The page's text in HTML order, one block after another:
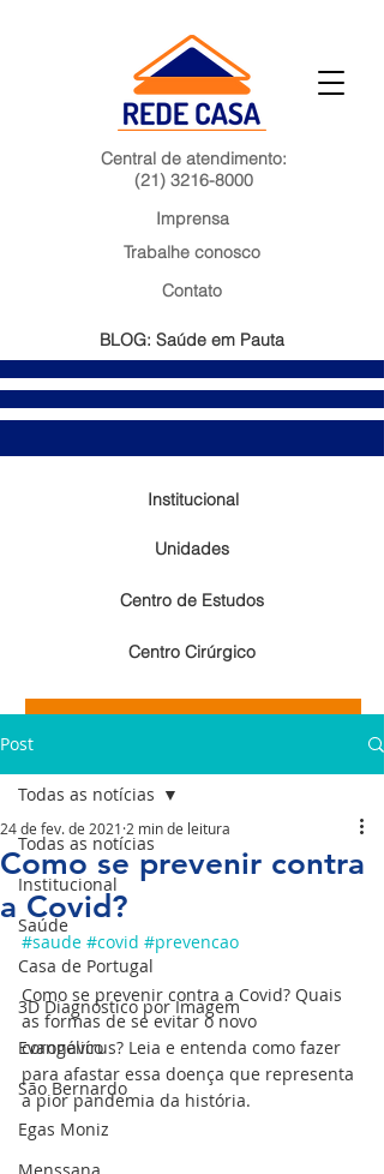
Central de atendimento:
(21) 3216-8000
Unidades
Centro Cirúrgico
Centro de Estudos
Institucional
Imprensa
Trabalhe conosco
Contato
BLOG: Saúde em Pauta
Resultados de exames laboratoriais
Post
Todas as notícias
Institucional
Saúde
Casa de Portugal
3D Diagnóstico por Imagem
Evangélico
São Bernardo
Egas Moniz
Todas as notícias
Como se prevenir contra
a Covid?
24 de fev. de 2021 2 min de leitura
#saude #covid #prevencao
Como se prevenir contra a Covid? Quais
as formas de se evitar o novo
coronavírus? Leia e entenda como fazer
para afastar essa doença que representa
a pior pandemia da história.